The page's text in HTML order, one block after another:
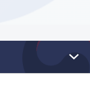
열